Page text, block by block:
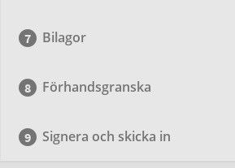
Bilagor
Förhandsgranska
Signera och skicka in